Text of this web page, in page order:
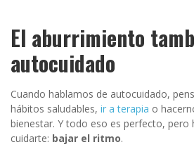
El aburrimiento
autocuidado
Cuando hablamos de autocuidado,
hábitos saludables, ir a terapia o
bienestar. Y todo eso es perfecto, pero
cuidarte: bajar el ritmo.